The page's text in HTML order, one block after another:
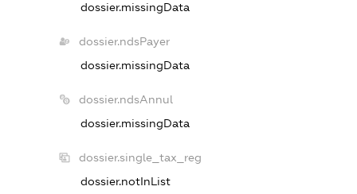
dossier.missingData
dossier.ndsPayer
dossier.missingData
dossier.ndsAnnul
dossier.missingData
dossier.single_tax_reg
dossier.notInList